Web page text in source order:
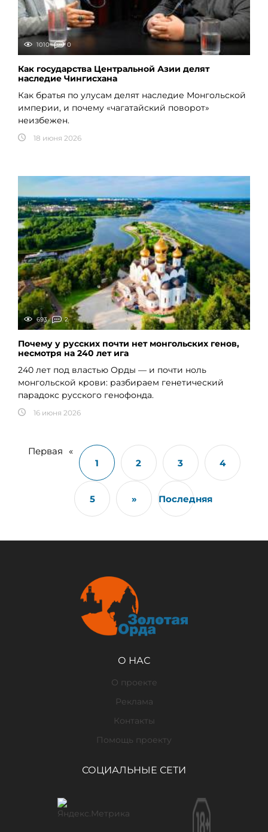
1010 0
Как государства Центральной Азии делят
наследие Чингисхана
Как братья по улусам делят наследие Монгольской
империи, и почему «чагатайский поворот»
неизбежен.
18 июня 2026
693 2
Почему у русских почти нет монгольских генов,
несмотря на 240 лет ига
240 лет под властью Орды — и почти ноль
монгольской крови: разбираем генетический
парадокс русского генофонда.
16 июня 2026
Первая
«
1
2 3 4
5 » Последняя
О НАС
О проекте
Реклама
Контакты
Помощь проекту
СОЦИАЛЬНЫЕ СЕТИ